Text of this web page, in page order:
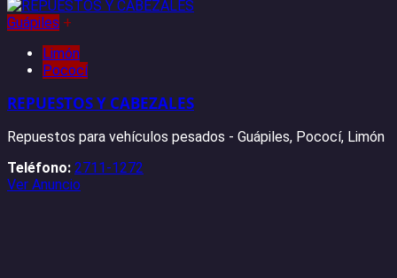
Guápiles +
Limón
Pococí
REPUESTOS Y CABEZALES
Repuestos para vehículos pesados - Guápiles, Pococí, Limón
Teléfono: 2711-1272
Ver Anuncio